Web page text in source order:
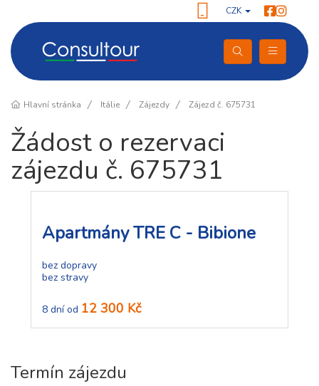
CZK
Hlavní stránka Itálie Zájezdy Zájezd č. 675731
Žádost o rezervaci
zájezdu č. 675731
Apartmány TRE C - Bibione
bez dopravy
bez stravy
8 dní od 12 300 Kč
Termín zájezdu